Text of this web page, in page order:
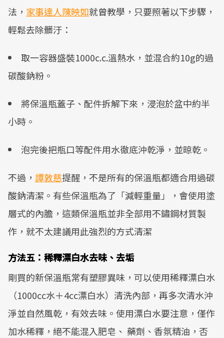
法， 家事達人陳映如就曾教學，只要照著以下步驟，
輕鬆去除髒汙：
取一容器盛裝1000c.c.溫熱水，並混合約10g的過
碳酸鈉粉。
將保溫瓶蓋子、配件拆解下來，浸泡於盆中約半
小時。
泡完後把瓶口等配件用水徹底沖乾淨，並晾乾。
不過， 譚敦慈提醒，不是所有的保溫瓶都適合用過碳
酸鈉清潔。有些保溫瓶為了「減輕重量」，會使用塗
層式的內膽，這類保溫瓶並非全部用不鏽鋼材質製
作，就不太建議用此強烈的方式清潔
方法五：稀釋漂白水去味、去垢
剛買的新保溫瓶常有塑膠異味，可以使用稀釋漂白水
（1000cc水＋4cc漂白水）清洗內部，再多次清水沖
淨並自然風乾，有效去味。使用漂白水要注意，僅作
加水稀釋，絕不能混入肥皂、 藥劑、香氛精油，否